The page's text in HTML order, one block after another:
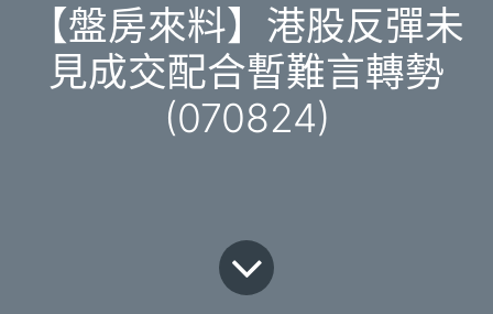
【盤房來料】港股反彈未
見成交配合暫難言轉勢
(070824)